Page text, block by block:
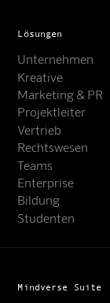
Lösungen
Unternehmen
Kreative
Marketing & PR
Projektleiter
Vertrieb
Rechtswesen
Teams
Enterprise
Bildung
Studenten
Mindverse Suite